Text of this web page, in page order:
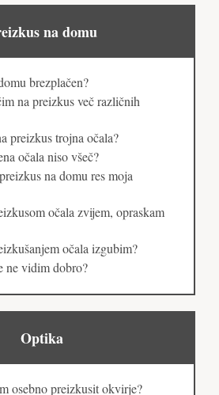
na domu
brezplačen?
na preizkus več različnih
preizkus trojna očala?
očala niso všeč?
na domu res moja
očala zvijem, opraskam
očala izgubim?
ne vidim dobro?
Optika
osebno preizkusit okvirje?